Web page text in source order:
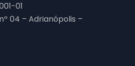
01
04 – Adrianópolis –